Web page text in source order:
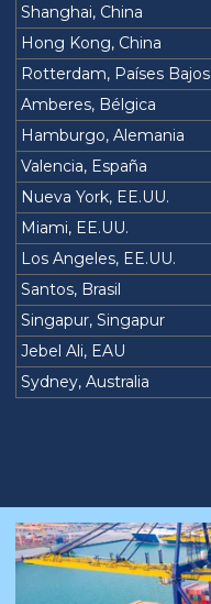
Shanghai, China
Hong Kong, China
Rotterdam, Países Bajos
Amberes, Bélgica
Hamburgo, Alemania
Valencia, España
Nueva York, EE.UU.
Miami, EE.UU.
Los Angeles, EE.UU.
Santos, Brasil
Singapur, Singapur
Jebel Ali, EAU
Sydney, Australia